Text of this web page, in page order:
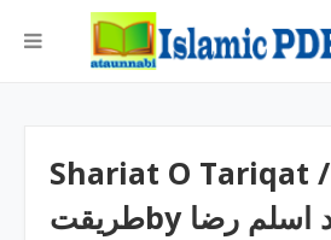
Shariat O Tariqat ‎/ شریعت و
طریقتby ‎مفتی محمد اسلم رضا